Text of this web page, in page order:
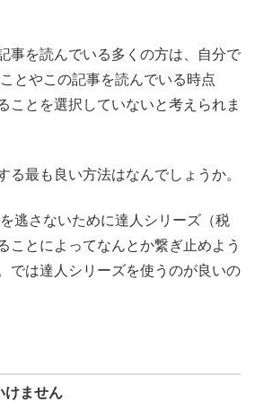
事を読んでいる多くの方は、自分で
とやこの記事を読んでいる時点
ことを選択していないと考えられま
る最も良い方法はなんでしょうか。
逃さないために達人シリーズ（税
ことによってなんとか繋ぎ止めよう
では達人シリーズを使うのが良いの
ません